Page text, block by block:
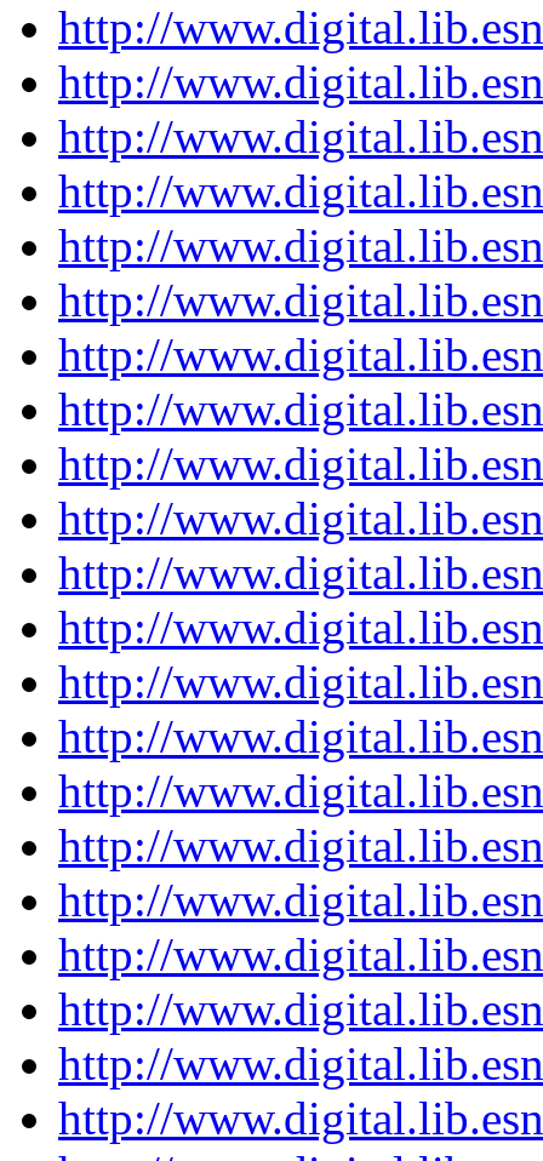
http://
http://
http://
http://
http://
http://
http://
http://
http://
http://
http://
http://
http://
http://
http://
http://
http://
http://
http://
http://
http://